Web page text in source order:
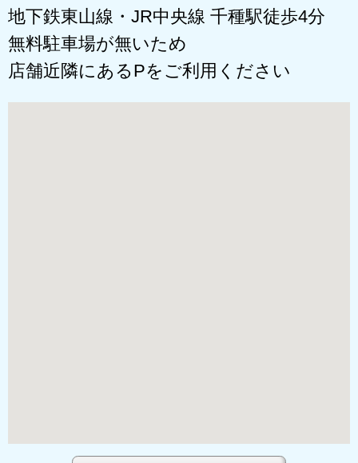
地下鉄東山線・JR中央線 千種駅徒歩4分
無料駐車場が無いため
店舗近隣にあるPをご利用ください